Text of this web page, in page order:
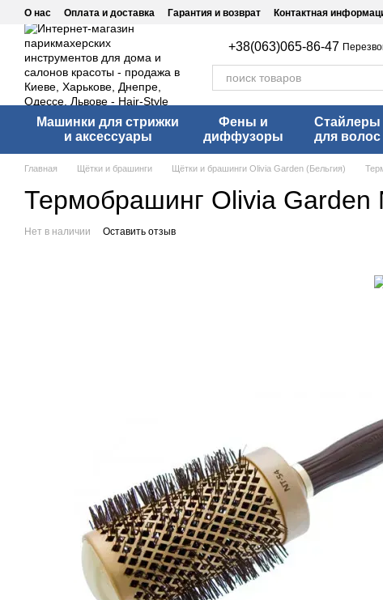
Перейти к основному контенту
О нас Оплата и доставка Гарантия и возврат Контактная
+38(063)065-86-47
Машинки для стрижки
и аксессуары
Фены и
диффузоры
Стайлеры
для волос
Главная Щётки и брашинги Щётки и брашинги Olivia Garden (Бельгия)
Термобрашинг Оlivia Garden
Нет в наличии Оставить отзыв